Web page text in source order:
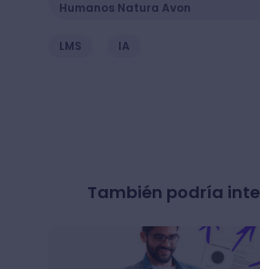
Humanos Natura Avon
LMS IA
También podría